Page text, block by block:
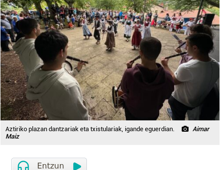
Aztiriko plazan dantzariak eta txistulariak, igande eguerdian.
Aimar
Maiz